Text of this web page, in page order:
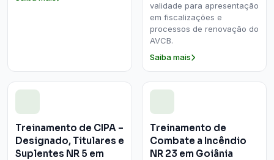
validade para apresentação
em fiscalizações e
processos de renovação do
AVCB.
Saiba mais
Treinamento de CIPA –
Designado, Titulares e
Suplentes NR 5 em
Treinamento de
Combate a Incêndio
NR 23 em Goiânia